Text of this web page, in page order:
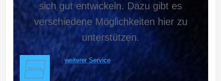
sich gut entwickeln. Dazu gibt es
verschiedene Möglichkeiten hier zu
unterstützen.
weiterer Service